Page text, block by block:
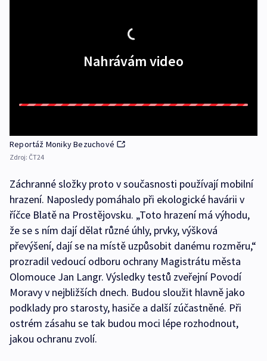
Nahrávám video
Reportáž Moniky Bezuchové
Zdroj: ČT24
Záchranné složky proto v současnosti používají mobilní
hrazení. Naposledy pomáhalo při ekologické havárii v
říčce Blatě na Prostějovsku. „Toto hrazení má výhodu,
že se s ním dají dělat různé úhly, prvky, výšková
převýšení, dají se na místě uzpůsobit danému rozměru,“
prozradil vedoucí odboru ochrany Magistrátu města
Olomouce Jan Langr. Výsledky testů zveřejní Povodí
Moravy v nejbližších dnech. Budou sloužit hlavně jako
podklady pro starosty, hasiče a další zúčastněné. Při
ostrém zásahu se tak budou moci lépe rozhodnout,
jakou ochranu zvolí.